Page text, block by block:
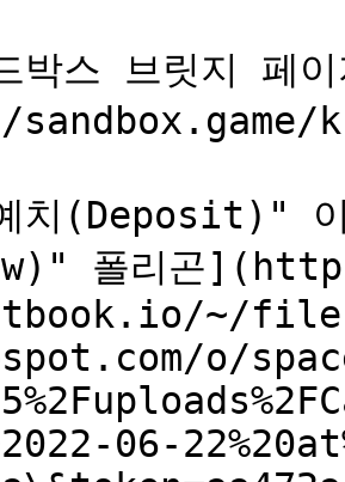
박스 브릿지 페
치(Deposit)"
폴리곤
~/
o/
06-